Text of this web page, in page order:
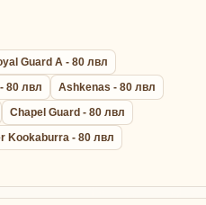
Guard A - 80 лвл
80 лвл
Ashkenas - 80 лвл
Chapel Guard - 80 лвл
Kookaburra - 80 лвл